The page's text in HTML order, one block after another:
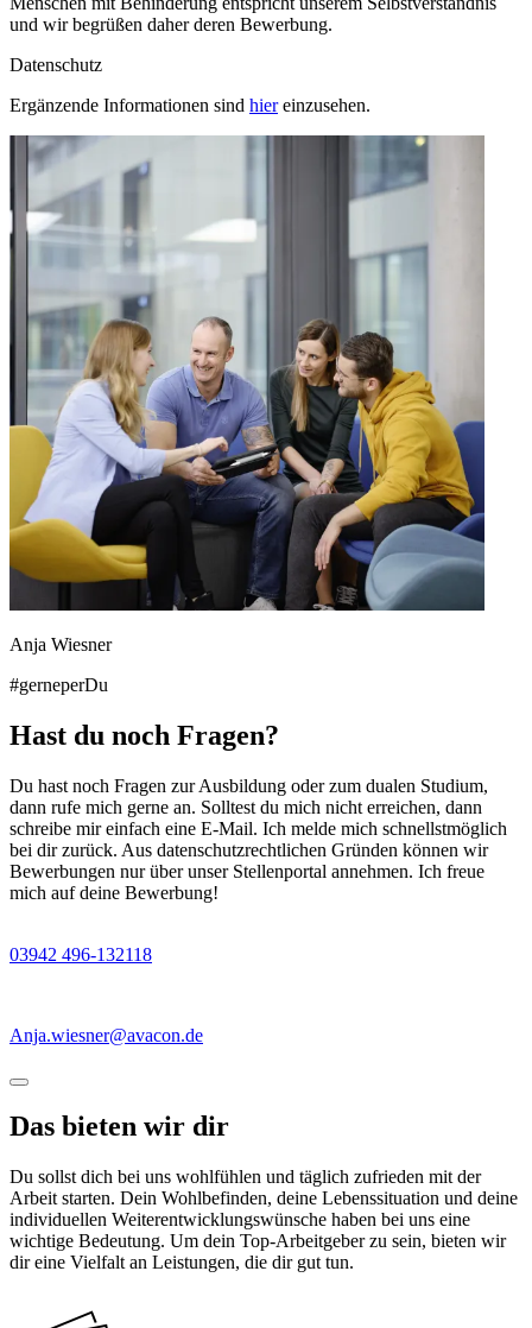
und wir begrüßen daher deren Bewerbung.
Datenschutz
Ergänzende Informationen sind hier einzusehen.
Anja Wiesner
#gerneperDu
Hast du noch Fragen?
Du hast noch Fragen zur Ausbildung oder zum dualen Studium,
dann rufe mich gerne an. Solltest du mich nicht erreichen, dann
schreibe mir einfach eine E-Mail. Ich melde mich schnellstmöglich
bei dir zurück. Aus datenschutzrechtlichen Gründen können wir
Bewerbungen nur über unser Stellenportal annehmen. Ich freue
mich auf deine Bewerbung!
03942 496-132118
Anja.wiesner@avacon.de
Das bieten wir dir
Du sollst dich bei uns wohlfühlen und täglich zufrieden mit der
Arbeit starten. Dein Wohlbefinden, deine Lebenssituation und deine
individuellen Weiterentwicklungswünsche haben bei uns eine
wichtige Bedeutung. Um dein Top-Arbeitgeber zu sein, bieten wir
dir eine Vielfalt an Leistungen, die dir gut tun.